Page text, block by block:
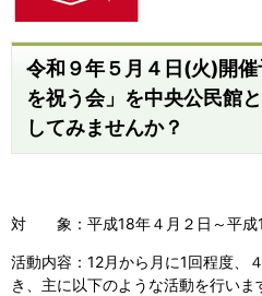
令和９年５月４日(火)開
を祝う会」を中央公民館
してみませんか？
対 象：平成18年４月２日～平成
活動内容：12月から月に1回程度、
き、主に以下のような活動を行いま